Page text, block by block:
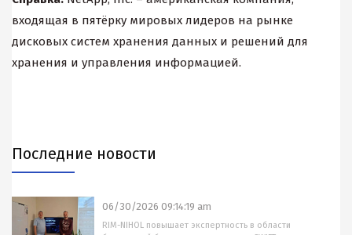
входящая в пятёрку мировых лидеров на рынке
дисковых систем хранения данных и решений для
хранения и управления информацией.
Последние новости
06/30/2026 09:14:19 am
RIM-NIHOL повышает экспертность в области